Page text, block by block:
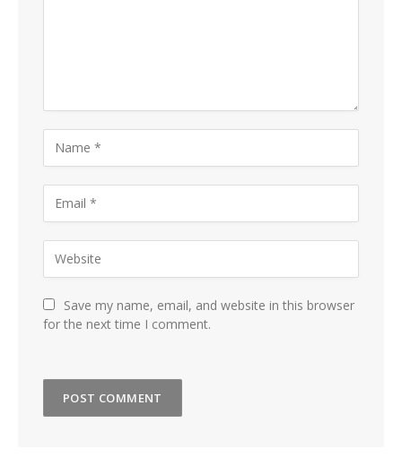
Save my name, email, and website in this browser
for the next time I comment.